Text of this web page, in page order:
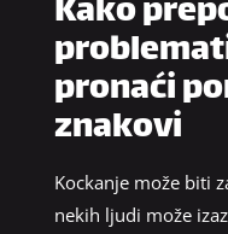
Kako
pronaći
znakovi
Kockanje može biti
nekih ljudi može